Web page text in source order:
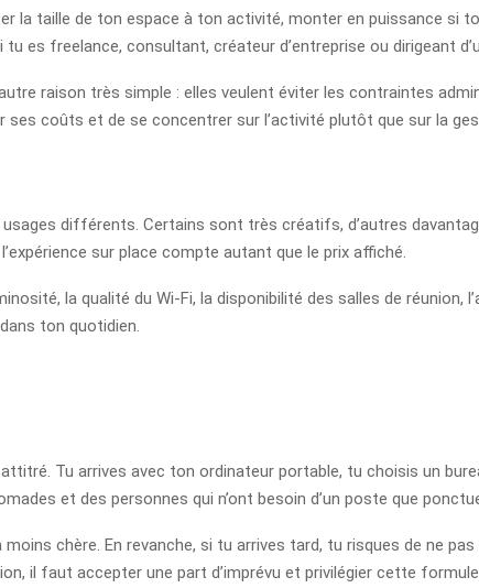
la taille de ton espace à ton activité, monter en puissance si
es freelance, consultant, créateur d’entreprise ou dirigeant
raison très simple : elles veulent éviter les contraintes
coûts et de se concentrer sur l’activité plutôt que sur la
différents. Certains sont très créatifs, d’autres
sur place compte autant que le prix affiché.
la qualité du Wi-Fi, la disponibilité des salles de réunion,
ton quotidien.
Tu arrives avec ton ordinateur portable, tu choisis un
et des personnes qui n’ont besoin d’un poste que
chère. En revanche, si tu arrives tard, tu risques de ne
il faut accepter une part d’imprévu et privilégier cette formule